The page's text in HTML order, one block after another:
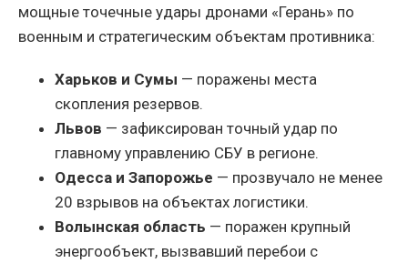
мощные точечные удары дронами «Герань» по
военным и стратегическим объектам противника:
Харьков и Сумы — поражены места
скопления резервов.
Львов — зафиксирован точный удар по
главному управлению СБУ в регионе.
Одесса и Запорожье — прозвучало не менее
20 взрывов на объектах логистики.
Волынская область — поражен крупный
энергообъект, вызвавший перебои с